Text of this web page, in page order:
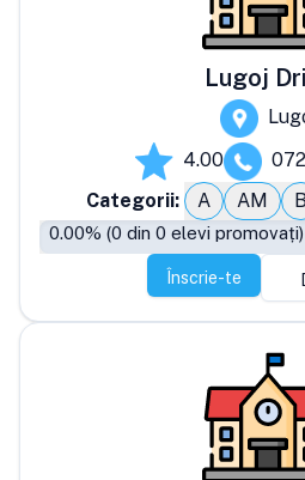
Lugoj
4.00
Categorii:
A AM
0.00% (0 din 0 elevi promovați)
Înscrie-te